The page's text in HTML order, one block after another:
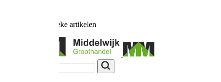
unieke artikelen